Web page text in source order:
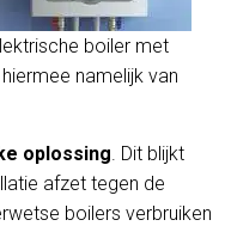
boiler met
namelijk van
oplossing. Dit blijkt
afzet tegen de
boilers verbruiken